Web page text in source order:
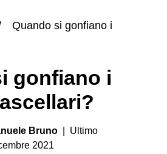
Quando si gonfiano i
gonfiano i
Bruno | Ultimo
2021